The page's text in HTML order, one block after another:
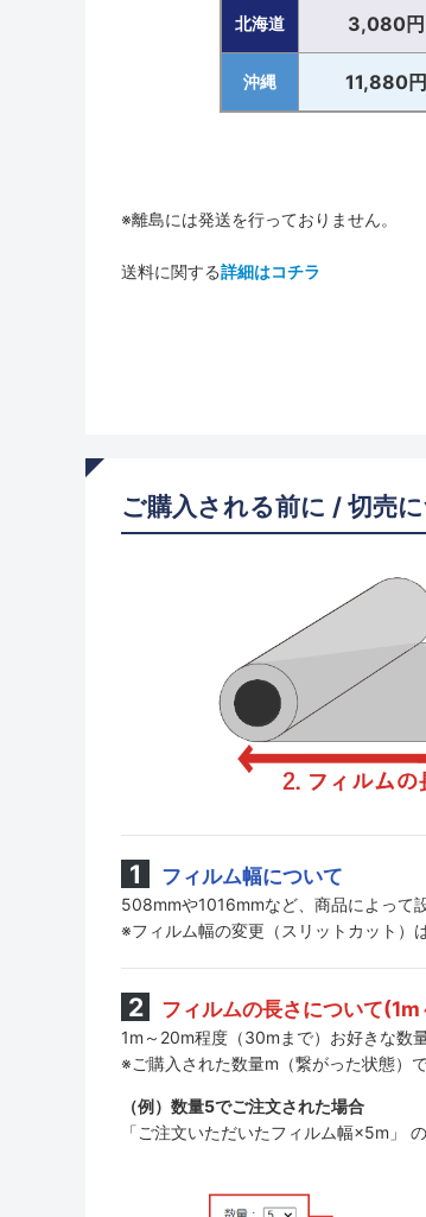
北海道 3,080円
沖縄 11,880円
※離島には発送を行っておりません。
送料に関する詳細はコチラ
ご購入される前に / 切売
フィルム幅について
508mmや1016mmなど、商品によって
※フィルム幅の変更（スリットカット）
フィルムの長さについて(1m
1m～20m程度（30mまで）お好きな数
※ご購入された数量m（繋がった状態）
（例）数量5でご注文された場合
「ご注文いただいたフィルム幅×5m」